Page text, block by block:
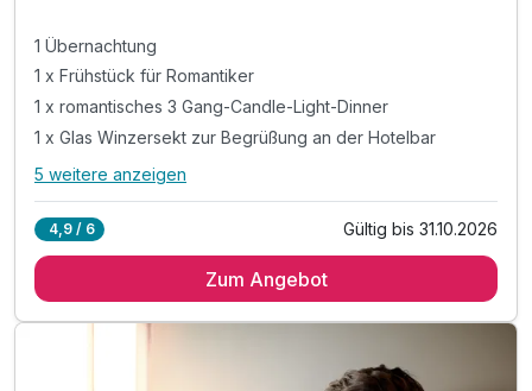
1 Übernachtung
1 x Frühstück für Romantiker
1 x romantisches 3 Gang-Candle-Light-Dinner
1 x Glas Winzersekt zur Begrüßung an der Hotelbar
Alle Inklusivleistungen
1 x Frühstück für Romantiker
1 x Glas Winzersekt zur Begrüßung an der Hotelbar
1 x Flasche Mineralwasser auf dem Zimmer
5 weitere anzeigen
4,9 / 6 Gültig bis 31.10.2026
Zum Angebot